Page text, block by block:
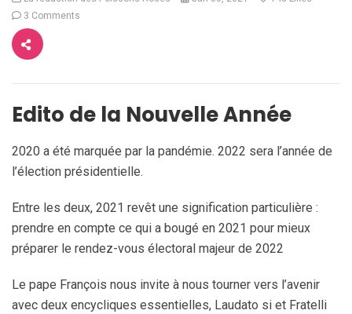
3 Comments
Edito de la Nouvelle Année
2020 a été marquée par la pandémie. 2022 sera l’année de
l’élection présidentielle.
Entre les deux, 2021 revêt une signification particulière :
prendre en compte ce qui a bougé en 2021 pour mieux
préparer le rendez-vous électoral majeur de 2022
Le pape François nous invite à nous tourner vers l’avenir
avec deux encycliques essentielles, Laudato si et Fratelli